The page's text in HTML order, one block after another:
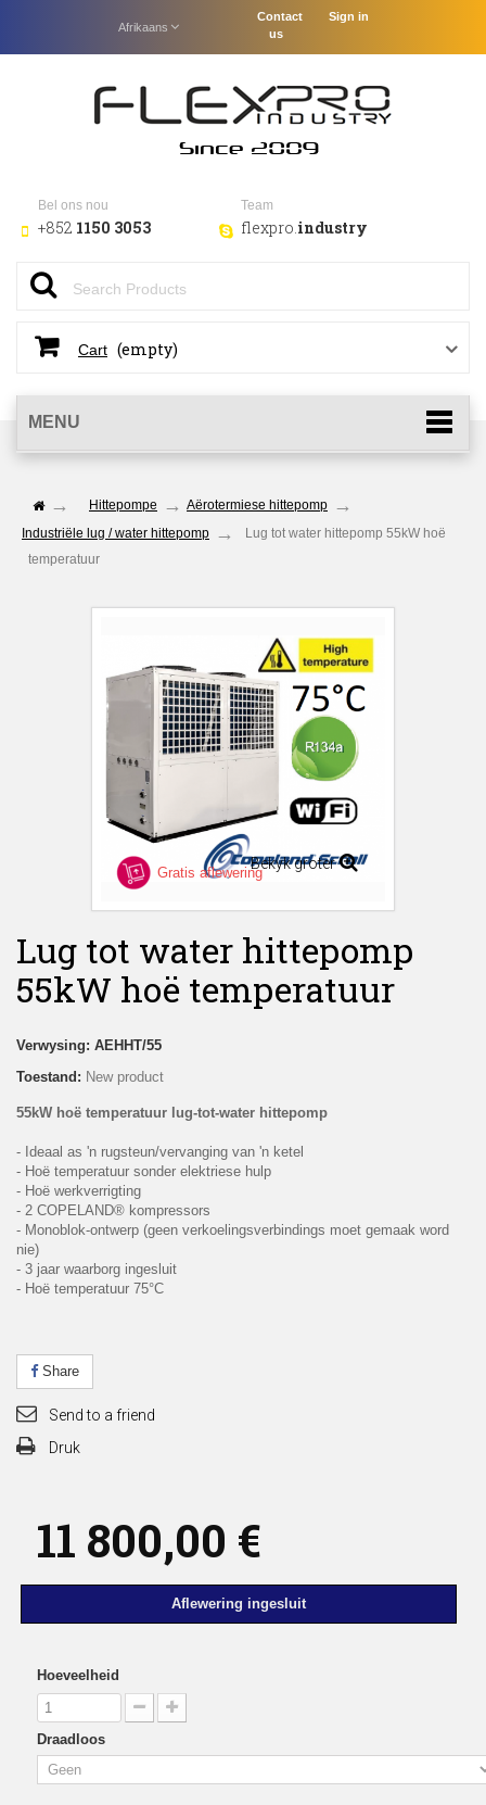
Sign in
Afrikaans
Contact
us
Bel ons nou
+852 1150 3053
Team
flexpro.industry
Cart (empty)
MENU
Hittepompe
Aërotermiese hittepomp
Industriële lug / water hittepomp
Lug tot water hittepomp 55kW hoë
temperatuur
Bekyk groter
Gratis aflewering
Lug tot water hittepomp
55kW hoë temperatuur
Verwysing: AEHHT/55
Toestand: New product
55kW hoë temperatuur lug-tot-water hittepomp
- Ideaal as 'n rugsteun/vervanging van 'n ketel
- Hoë temperatuur sonder elektriese hulp
- Hoë werkverrigting
- 2 COPELAND® kompressors
- Monoblok-ontwerp (geen verkoelingsverbindings moet gemaak word
nie)
- 3 jaar waarborg ingesluit
- Hoë temperatuur 75°C
Share
Send to a friend
Druk
11 800,00 €
Aflewering ingesluit
Hoeveelheid
Draadloos